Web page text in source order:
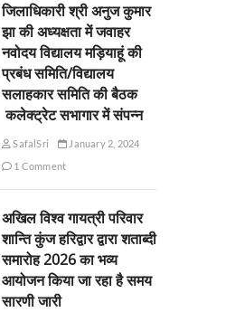
जिलाधिकारी श्री अनुज कुमार
झा की अध्यक्षता में जवाहर
नवोदय विद्यालय मड़ियाहूं की
प्रबंध समिति/विद्यालय
सलाहकार समिति की बैठक
कलेक्ट्रेट सभागार में संपन्न
SafalSri
January 2, 2024
1 Comment
अखिल विश्व गायत्री परिवार
शान्ति कुंज हरिद्वार द्वारा शताब्दी
समारोह 2026 का भव्य
आयोजन किया जा रहा है समय
सारणी जारी